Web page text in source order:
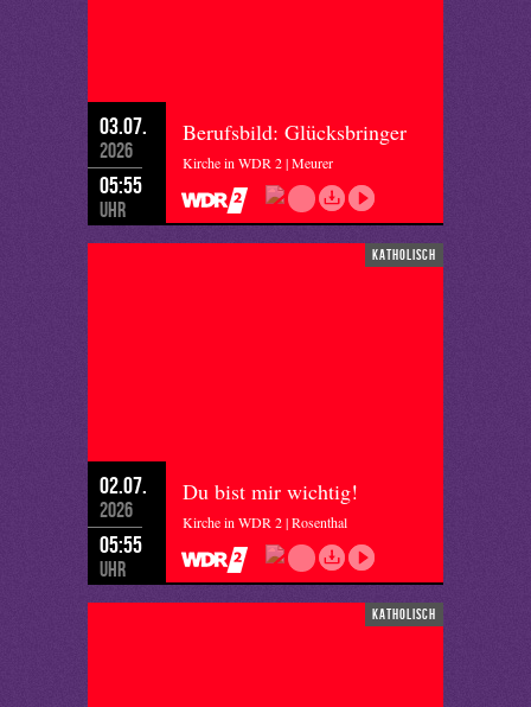
03.07.
2026
05:55
Uhr
Berufsbild: Glücksbringer
Kirche in WDR 2 | Meurer
katholisch
02.07.
2026
05:55
Uhr
Du bist mir wichtig!
Kirche in WDR 2 | Rosenthal
katholisch